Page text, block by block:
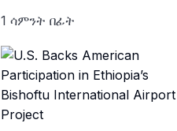
1 ሳምንት በፊት